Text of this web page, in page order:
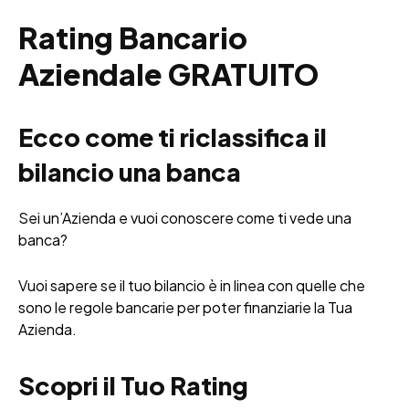
Rating Bancario
Aziendale GRATUITO
Ecco come ti riclassifica il
bilancio una banca
Sei un’Azienda e vuoi conoscere come ti vede una
banca?
Vuoi sapere se il tuo bilancio è in linea con quelle che
sono le regole bancarie per poter finanziarie la Tua
Azienda.
Scopri il Tuo Rating